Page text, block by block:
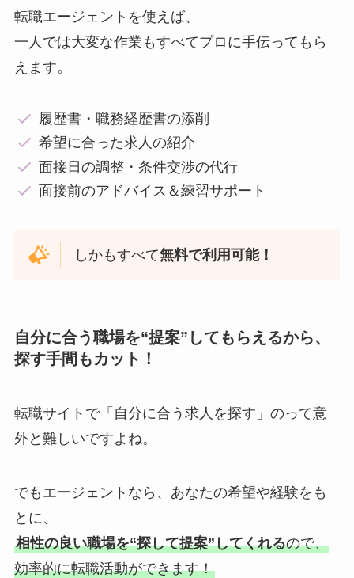
転職エージェントを使えば、
一人では大変な作業もすべてプロに手伝ってもら
えます。
履歴書・職務経歴書の添削
希望に合った求人の紹介
面接日の調整・条件交渉の代行
面接前のアドバイス＆練習サポート
しかもすべて無料で利用可能！
自分に合う職場を“提案”してもらえるから、
探す手間もカット！
転職サイトで「自分に合う求人を探す」のって意
外と難しいですよね。
でもエージェントなら、あなたの希望や経験をも
とに、
相性の良い職場を“探して提案”してくれるので、
効率的に転職活動ができます！